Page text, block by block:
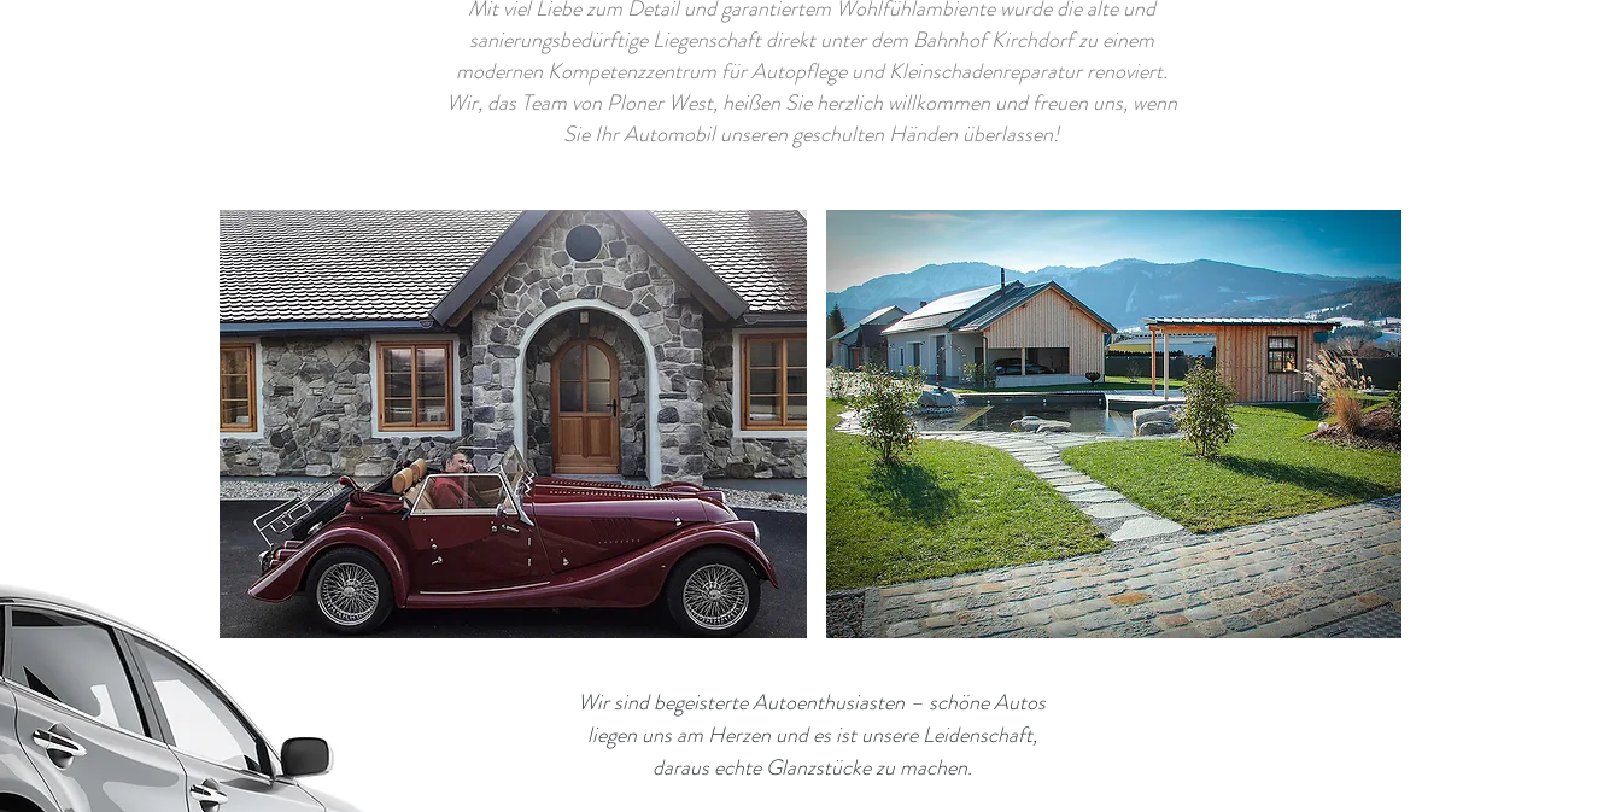
Mit viel Liebe zum Detail und garantiertem Wohlfühlambiente wurde die alte und
sanierungsbedürftige Liegenschaft direkt unter dem Bahnhof Kirchdorf zu einem
modernen Kompetenzzentrum für Autopflege und Kleinschadenreparatur renoviert.
Wir, das Team von Ploner West, heißen Sie herzlich willkommen und freuen uns, wenn
Sie Ihr Automobil unseren geschulten Händen überlassen!
Wir sind begeisterte Autoenthusiasten – schöne Autos
liegen uns am Herzen und es ist unsere Leidenschaft,
daraus echte Glanzstücke zu machen.